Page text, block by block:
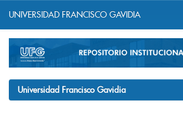
navigation
UNIVERSIDAD FRANCISCO GAVIDIA
Universidad Francisco Gavidia